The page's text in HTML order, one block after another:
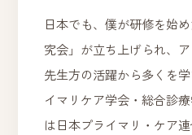
日本でも、僕が研修を始
究会」が立ち上げられ、
先生方の活躍から多くを
イマリケア学会・総合診
は日本プライマリ・ケア